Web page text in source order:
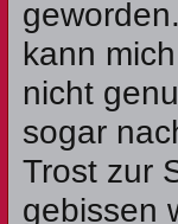
kann
nicht
sogar
Trost zur
gebissen